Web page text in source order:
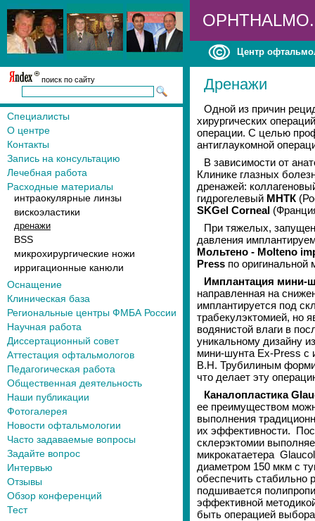
Центр
поиск по сайту
Специалисты
О центре
Контакты
Запись на консультацию
Лечебная работа
Расходные материалы
интраокулярные линзы
вискоэластики
дренажи
BSS
микрохирургические ножи
ирригационные канюли
Оснащение
Клиническая база
Региональные центры ФМБА России
Научная работа
Диссертационный совет
Аттестация офтальмологов
Педагогическая работа
Общественная деятельность
Наши публикации
Фотогалерея
Новости офтальмологии
Часто задаваемые вопросы
Задайте вопрос
Интервью
Отзывы
Обзор конференций
Тест
Дренажи
Одной из причин
хирургических
операции. С целью
антиглаукомной
В зависимости от
Клинике глазных
дренажей:
гидрогелевый МНТК
SKGel Corneal
При тяжелых,
давления
Мольтено - Molteno
Press по
Имплантация мини-
направленная на
имплантируется под
трабекулэктомией, но
водянистой влаги в
уникальному дизайну
мини-шунта Ex-Press с
В.Н. Трубилиным
что делает эту
Каналопластика
ее преимуществом
выполнения
их эффективности.
склерэктомии
микрокатаетера
диаметром 150 мкм с
обеспечить стабильно
подшивается
эффективной
быть операцией